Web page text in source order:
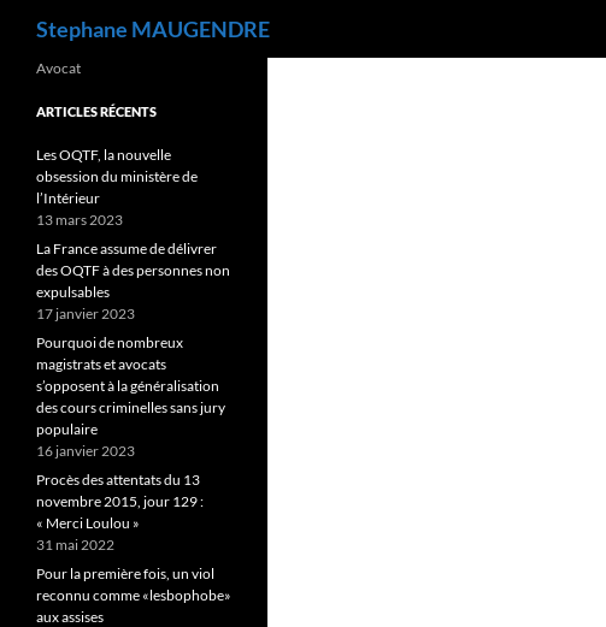
Stephane MAUGENDRE
Avocat
ARTICLES RÉCENTS
Les OQTF, la nouvelle
obsession du ministère de
l’Intérieur
13 mars 2023
La France assume de délivrer
des OQTF à des personnes non
expulsables
17 janvier 2023
Pourquoi de nombreux
magistrats et avocats
s’opposent à la généralisation
des cours criminelles sans jury
populaire
16 janvier 2023
Procès des attentats du 13
novembre 2015, jour 129 :
« Merci Loulou »
31 mai 2022
Pour la première fois, un viol
reconnu comme «lesbophobe»
aux assises